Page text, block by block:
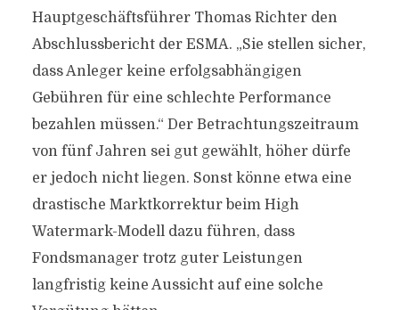
Hauptgeschäftsführer Thomas Richter den
Abschlussbericht der ESMA. „Sie stellen sicher,
dass Anleger keine erfolgsabhängigen
Gebühren für eine schlechte Performance
bezahlen müssen.“ Der Betrachtungszeitraum
von fünf Jahren sei gut gewählt, höher dürfe
er jedoch nicht liegen. Sonst könne etwa eine
drastische Marktkorrektur beim High
Watermark-Modell dazu führen, dass
Fondsmanager trotz guter Leistungen
langfristig keine Aussicht auf eine solche